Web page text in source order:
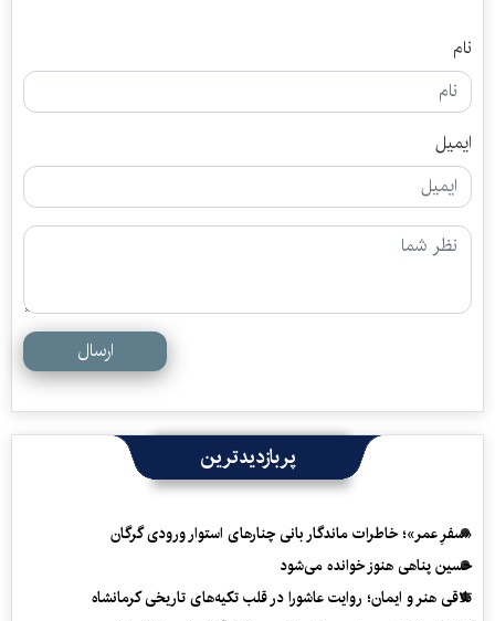
نام
ایمیل
ارسال
پربازدیدترین
«سفرِ عمر»؛ خاطرات ماندگار بانی چنارهای استوار ورودی گرگان
حسین پناهی هنوز خوانده می‌شود
تلاقی هنر و ایمان؛ روایت عاشورا در قلب تکیه‌های تاریخی کرمانشاه